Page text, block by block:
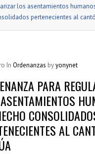
los asentamientos
pertenecientes al
In Ordenanzas byyonynet
PARA
AL